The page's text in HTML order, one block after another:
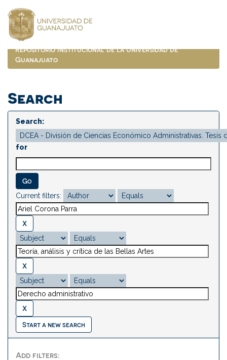
navigation
Repositorio Institucional de la Universidad de
Guanajuato
Search
Search:
for
Current filters:
Start a new search
Add filters: